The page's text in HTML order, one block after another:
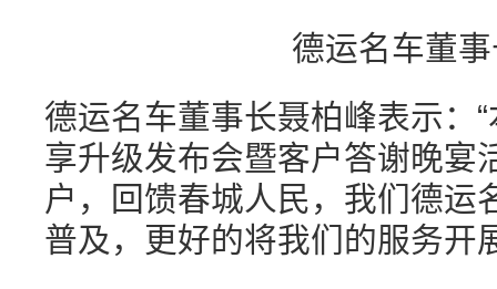
德运名车董
德运名车董事长聂柏峰表示：
享升级发布会暨客户答谢晚宴
户，回馈春城人民，我们德运
普及，更好的将我们的服务开